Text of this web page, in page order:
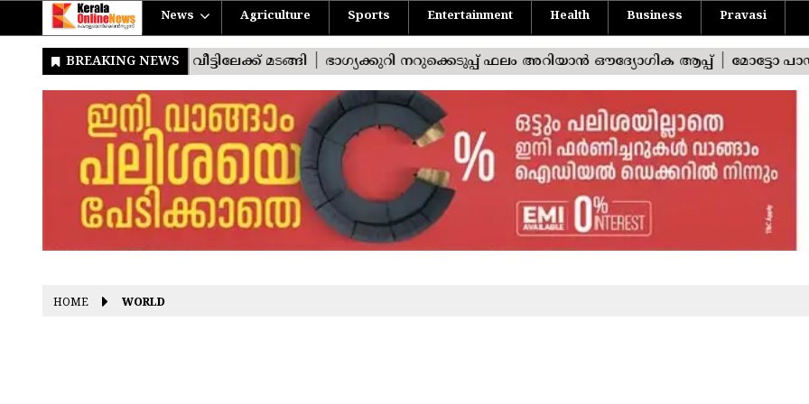
News Agriculture Sports Entertainment Health Business Pravasi
HOME WORLD